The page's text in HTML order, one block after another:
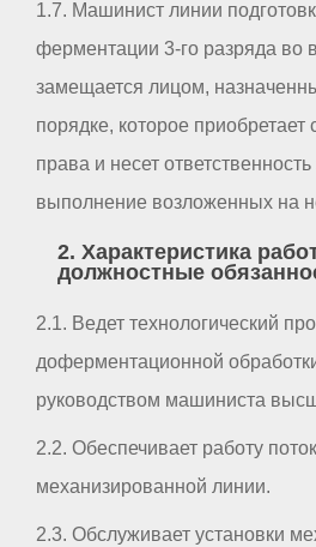
1.7. Машинист линии
ферментации 3-го разряда во
замещается лицом,
порядке, которое приобретает
права и несет
выполнение возложенных на
2. Характеристика
должностные
2.1. Ведет технологический
доферментационной
руководством машиниста
2.2. Обеспечивает работу
механизированной линии.
2.3. Обслуживает установки